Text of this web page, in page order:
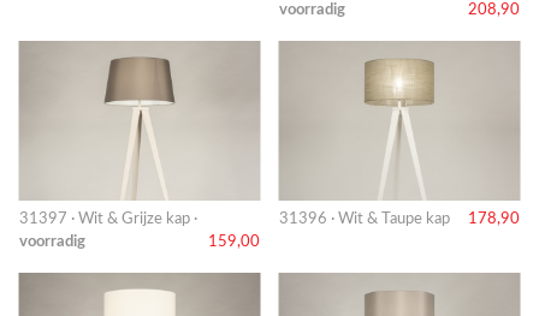
voorradig
208,90
31397 · Wit & Grijze kap ·
voorradig
159,00
31396 · Wit & Taupe kap 178,90